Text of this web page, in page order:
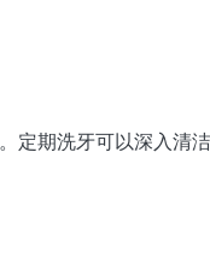
定期洗牙可以深入清